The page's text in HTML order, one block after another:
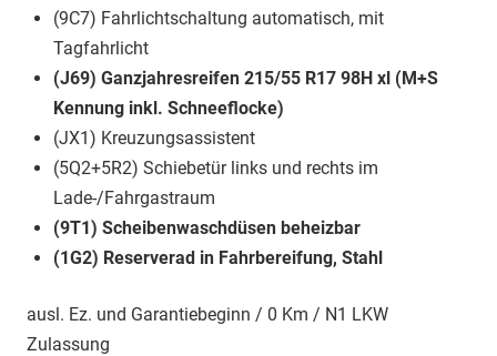
(9C7) Fahrlichtschaltung automatisch, mit
Tagfahrlicht
(J69) Ganzjahresreifen 215/55 R17 98H xl (M+S
Kennung inkl. Schneeflocke)
(JX1) Kreuzungsassistent
(5Q2+5R2) Schiebetür links und rechts im
Lade-/Fahrgastraum
(9T1) Scheibenwaschdüsen beheizbar
(1G2) Reserverad in Fahrbereifung, Stahl
ausl. Ez. und Garantiebeginn / 0 Km / N1 LKW
Zulassung